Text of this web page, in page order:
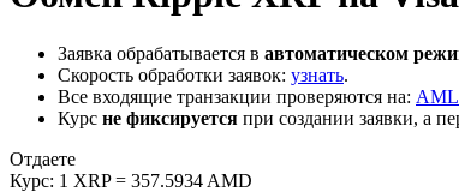
Заявка обрабатывается в автоматическом
Скорость обработки заявок: узнать.
Все входящие транзакции проверяются на: AML
Курс не фиксируется при создании заявки, а
Отдаете
Курс: 1 XRP = 357.5934 AMD